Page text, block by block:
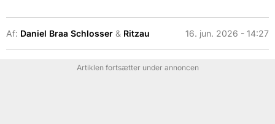
Af: Daniel Braa Schlosser & Ritzau 16. jun. 2026 - 14:27
Artiklen fortsætter under annoncen